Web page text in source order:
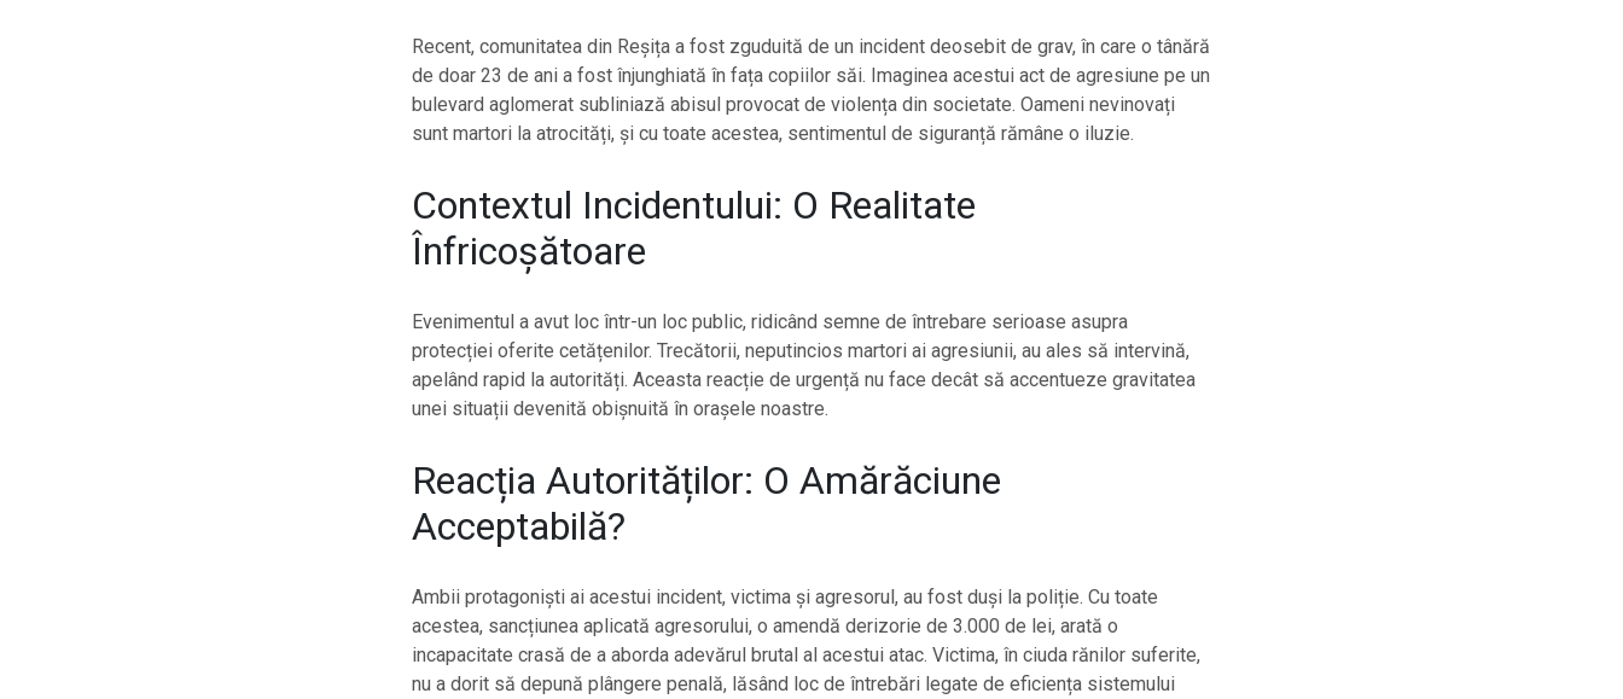
Recent, comunitatea din Reșița a fost zguduită de un incident deosebit de grav, în care o tânără
de doar 23 de ani a fost înjunghiată în fața copiilor săi. Imaginea acestui act de agresiune pe un
bulevard aglomerat subliniază abisul provocat de violența din societate. Oameni nevinovați
sunt martori la atrocități, și cu toate acestea, sentimentul de siguranță rămâne o iluzie.
Contextul Incidentului: O Realitate
Înfricoșătoare
Evenimentul a avut loc într-un loc public, ridicând semne de întrebare serioase asupra
protecției oferite cetățenilor. Trecătorii, neputincios martori ai agresiunii, au ales să intervină,
apelând rapid la autorități. Aceasta reacție de urgență nu face decât să accentueze gravitatea
unei situații devenită obișnuită în orașele noastre.
Reacția Autorităților: O Amărăciune
Acceptabilă?
Ambii protagoniști ai acestui incident, victima și agresorul, au fost duși la poliție. Cu toate
acestea, sancțiunea aplicată agresorului, o amendă derizorie de 3.000 de lei, arată o
incapacitate crasă de a aborda adevărul brutal al acestui atac. Victima, în ciuda rănilor suferite,
nu a dorit să depună plângere penală, lăsând loc de întrebări legate de eficiența sistemului